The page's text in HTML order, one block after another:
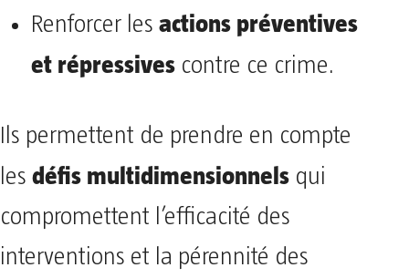
Renforcer les actions préventives
et répressivescontre ce crime.
Ils permettent de prendre en compte
les défis multidimensionnels qui
compromettent l’efficacité des
interventions et la pérennité des